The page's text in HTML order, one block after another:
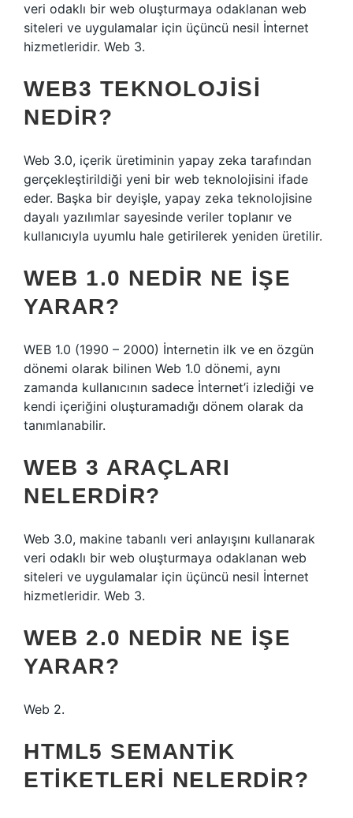
veri odaklı bir web oluşturmaya odaklanan web
siteleri ve uygulamalar için üçüncü nesil İnternet
hizmetleridir. Web 3.
WEB3 TEKNOLOJISI
NEDIR?
Web 3.0, içerik üretiminin yapay zeka tarafından
gerçekleştirildiği yeni bir web teknolojisini ifade
eder. Başka bir deyişle, yapay zeka teknolojisine
dayalı yazılımlar sayesinde veriler toplanır ve
kullanıcıyla uyumlu hale getirilerek yeniden üretilir.
WEB 1.0 NEDIR NE IŞE
YARAR?
WEB 1.0 (1990 – 2000) İnternetin ilk ve en özgün
dönemi olarak bilinen Web 1.0 dönemi, aynı
zamanda kullanıcının sadece İnternet’i izlediği ve
kendi içeriğini oluşturamadığı dönem olarak da
tanımlanabilir.
WEB 3 ARAÇLARI
NELERDIR?
Web 3.0, makine tabanlı veri anlayışını kullanarak
veri odaklı bir web oluşturmaya odaklanan web
siteleri ve uygulamalar için üçüncü nesil İnternet
hizmetleridir. Web 3.
WEB 2.0 NEDIR NE IŞE
YARAR?
Web 2.
HTML5 SEMANTIK
ETIKETLERI NELERDIR?